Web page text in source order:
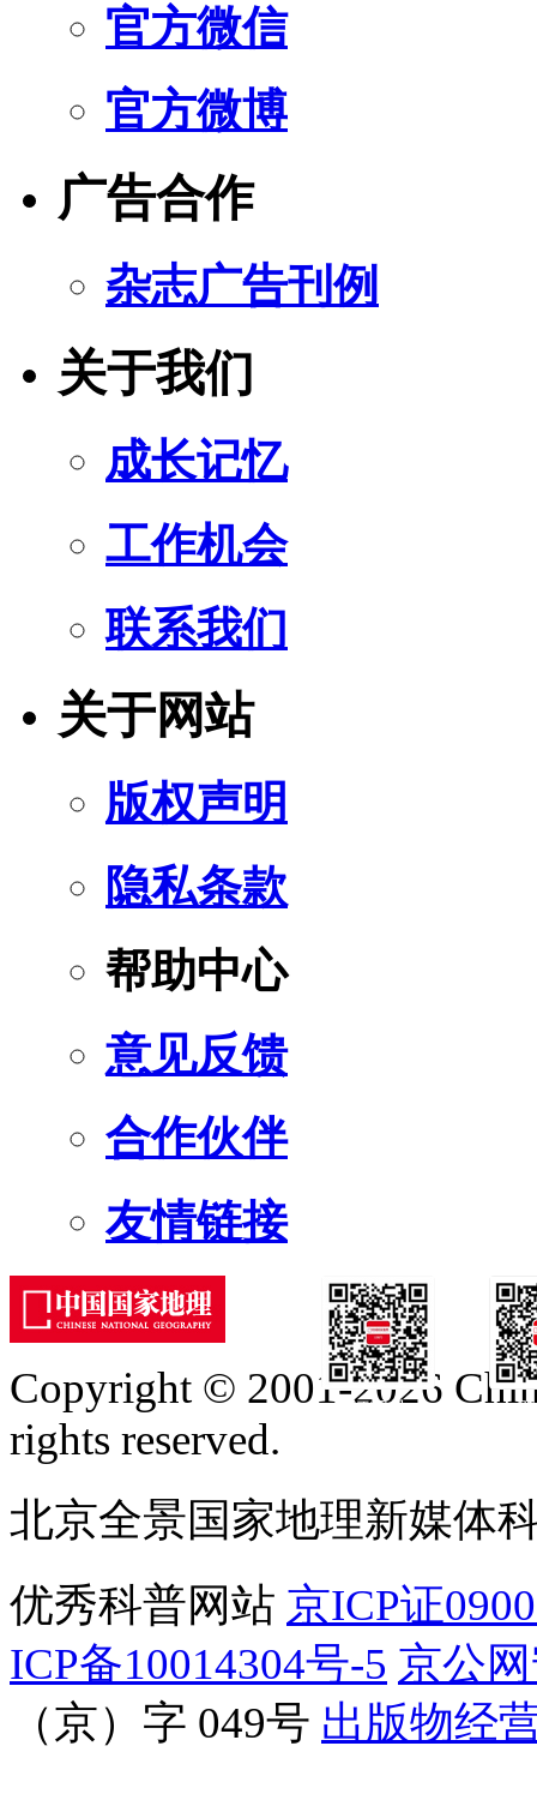
官方微信
官方微博
广告合作
杂志广告刊例
关于我们
成长记忆
工作机会
联系我们
关于网站
版权声明
隐私条款
帮助中心
意见反馈
合作伙伴
友情链接
订阅号
Copyright © 2001-2026
rights reserved.
北京全景国家地理新媒体
优秀科普网站 京ICP证
ICP备10014304号-5 京公
（京）字 049号 出版物经